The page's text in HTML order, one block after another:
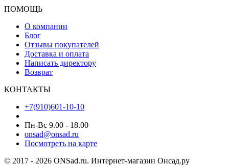
ПОМОЩЬ
О компании
Блог
Отзывы покупателей
Доставка и оплата
Написать директору
Возврат
КОНТАКТЫ
+7(910)601-10-10
Пн-Вс 9.00 - 18.00
onsad@onsad.ru
Посмотреть на карте
© 2017 - 2026 ONSad.ru. Интернет-магазин Онсад.ру